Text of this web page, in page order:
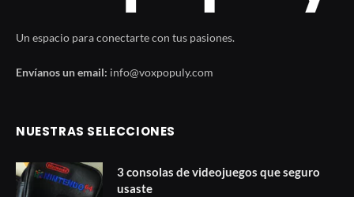
Un espacio para conectarte con tus pasiones.
Envíanos un email: info@voxpopuly.com
NUESTRAS SELECCIONES
3 consolas de videojuegos que seguro
usaste